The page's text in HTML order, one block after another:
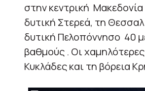
στην κεντρική
δυτική Στερεά, τη
δυτική Πελοπόννησο 40
βαθμούς . Οι
Κυκλάδες και τη βόρεια